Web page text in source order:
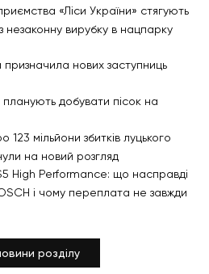
«Ліси України» стягують
незаконну вирубку в нацпарку
призначила нових заступниць
планують добувати пісок на
123 мільйони збитків луцького
на новий розгляд
High Performance: що насправді
і чому переплата не завжди
розділу